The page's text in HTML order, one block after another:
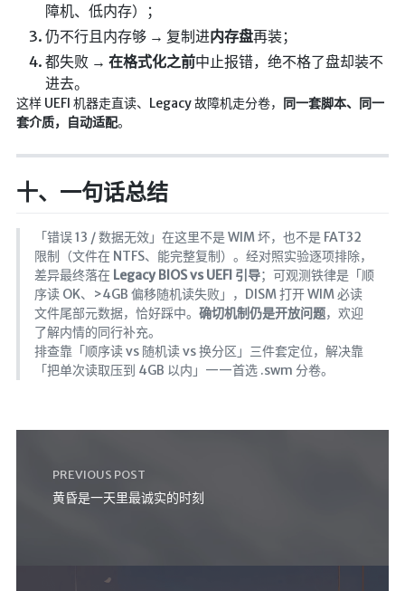
障机、低内存）；
仍不行且内存够 → 复制进内存盘再装；
都失败 → 在格式化之前中止报错，绝不格了盘却装不
进去。
这样 UEFI 机器走直读、Legacy 故障机走分卷， 同一套脚本、同一
套介质，自动适配。
十、一句话总结
「错误 13 / 数据无效」在这里不是 WIM 坏，也不是 FAT32
限制（文件在 NTFS、能完整复制）。经对照实验逐项排除，
差异最终落在 Legacy BIOS vs UEFI 引导；可观测铁律是「顺
序读 OK、>4GB 偏移随机读失败」，DISM 打开 WIM 必读
文件尾部元数据，恰好踩中。 确切机制仍是开放问题，欢迎
了解内情的同行补充。
排查靠「顺序读 vs 随机读 vs 换分区」三件套定位，解决靠
「把单次读取压到 4GB 以内」——首选 .swm 分卷。
PREVIOUS POST
黄昏是一天里最诚实的时刻